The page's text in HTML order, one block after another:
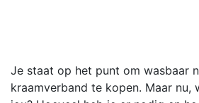
Je staat op het punt om wasbaar
kraamverband te kopen. Maar nu,